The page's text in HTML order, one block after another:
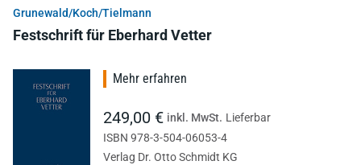
Grunewald/Koch/Tielmann
Festschrift für Eberhard Vetter
Mehr erfahren
249,00 € inkl. MwSt. Lieferbar
ISBN 978-3-504-06053-4
Verlag Dr. Otto Schmidt KG